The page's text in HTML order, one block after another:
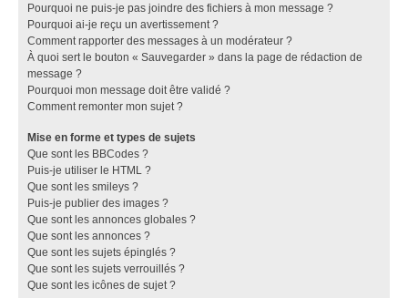
Pourquoi ne puis-je pas joindre des fichiers à mon message ?
Pourquoi ai-je reçu un avertissement ?
Comment rapporter des messages à un modérateur ?
À quoi sert le bouton « Sauvegarder » dans la page de rédaction de
message ?
Pourquoi mon message doit être validé ?
Comment remonter mon sujet ?
Mise en forme et types de sujets
Que sont les BBCodes ?
Puis-je utiliser le HTML ?
Que sont les smileys ?
Puis-je publier des images ?
Que sont les annonces globales ?
Que sont les annonces ?
Que sont les sujets épinglés ?
Que sont les sujets verrouillés ?
Que sont les icônes de sujet ?